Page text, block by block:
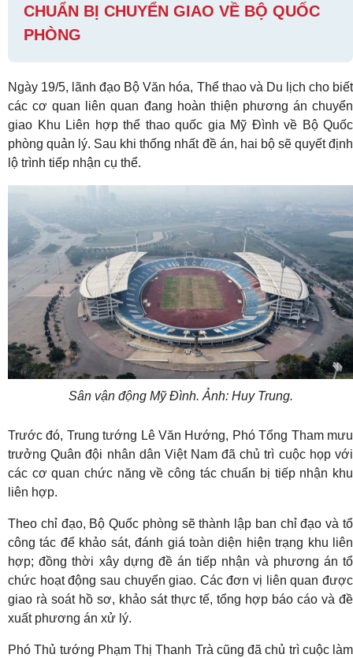
CHUẨN BỊ CHUYỂN GIAO VỀ BỘ QUỐC
PHÒNG
Ngày 19/5, lãnh đạo Bộ Văn hóa, Thể thao và Du lịch cho biết
các cơ quan liên quan đang hoàn thiện phương án chuyển
giao Khu Liên hợp thể thao quốc gia Mỹ Đình về Bộ Quốc
phòng quản lý. Sau khi thống nhất đề án, hai bộ sẽ quyết định
lộ trình tiếp nhận cụ thể.
Sân vận động Mỹ Đình. Ảnh: Huy Trung.
Trước đó, Trung tướng Lê Văn Hướng, Phó Tổng Tham mưu
trưởng Quân đội nhân dân Việt Nam đã chủ trì cuộc họp với
các cơ quan chức năng về công tác chuẩn bị tiếp nhận khu
liên hợp.
Theo chỉ đạo, Bộ Quốc phòng sẽ thành lập ban chỉ đạo và tổ
công tác để khảo sát, đánh giá toàn diện hiện trạng khu liên
hợp; đồng thời xây dựng đề án tiếp nhận và phương án tổ
chức hoạt động sau chuyển giao. Các đơn vị liên quan được
giao rà soát hồ sơ, khảo sát thực tế, tổng hợp báo cáo và đề
xuất phương án xử lý.
Phó Thủ tướng Phạm Thị Thanh Trà cũng đã chủ trì cuộc làm